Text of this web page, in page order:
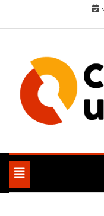
Toggle
navigation